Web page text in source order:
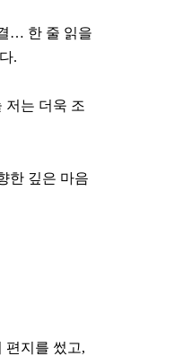
… 한 줄 읽을
.
저는 더욱 조
한 깊은 마음
편지를 썼고,